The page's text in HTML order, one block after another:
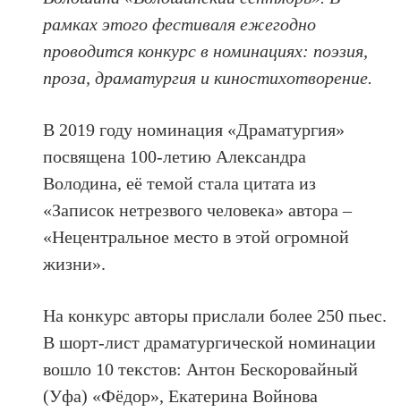
рамках этого фестиваля ежегодно
проводится конкурс в номинациях: поэзия,
проза, драматургия и киностихотворение.
В 2019 году номинация «Драматургия»
посвящена 100-летию Александра
Володина, её темой стала цитата из
«Записок нетрезвого человека» автора –
«Нецентральное место в этой огромной
жизни».
На конкурс авторы прислали более 250 пьес.
В шорт-лист драматургической номинации
вошло 10 текстов: Антон Бескоровайный
(Уфа) «Фёдор», Екатерина Войнова